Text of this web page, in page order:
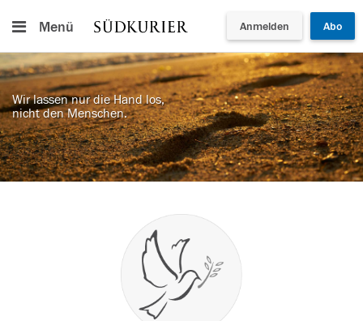
Menü Anmelden Abo
Wir lassen nur die Hand los,
nicht den Menschen.